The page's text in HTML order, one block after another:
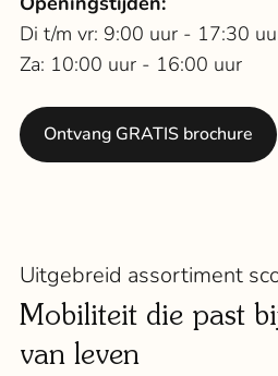
Di t/m vr: 9:00 uur - 17:30
Za: 10:00 uur - 16:00 uur
Ontvang GRATIS brochure
Uitgebreid assortiment
Mobiliteit die past
van leven